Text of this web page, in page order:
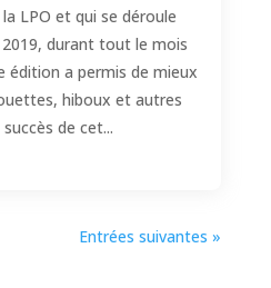
LPO et qui se déroule
durant tout le mois
édition a permis de mieux
hiboux et autres
de cet...
Entrées suivantes »